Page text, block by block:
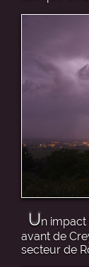
Un
avant de
secteur de